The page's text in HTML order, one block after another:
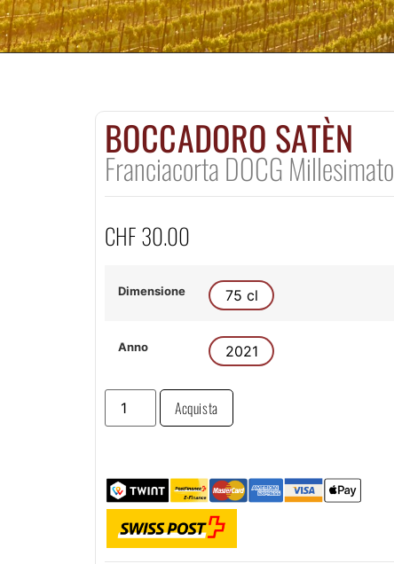
BOCCADORO SATÈN
Franciacorta DOCG Millesimato
CHF30.00
Dimensione 75 cl
Anno 2021
Acquista